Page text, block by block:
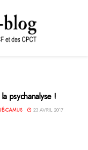
psychanalyse !
CAMUS 23 AVRIL 2017